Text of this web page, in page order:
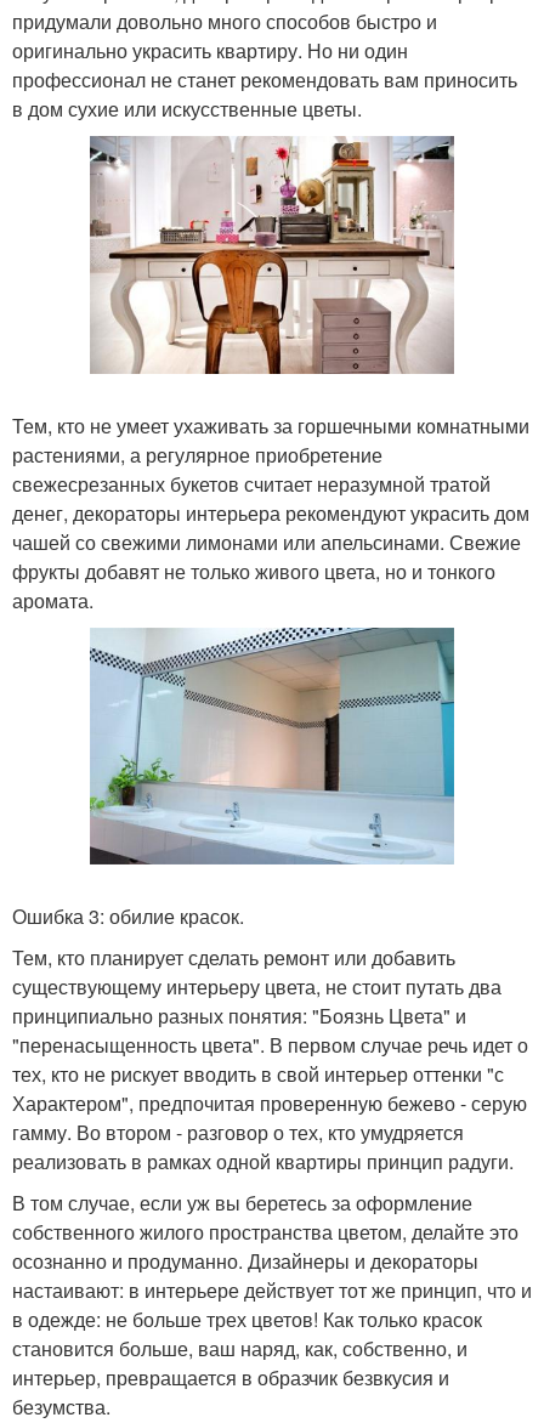
придумали довольно много способов быстро и
оригинально украсить квартиру. Но ни один
профессионал не станет рекомендовать вам приносить
в дом сухие или искусственные цветы.
Тем, кто не умеет ухаживать за горшечными комнатными
растениями, а регулярное приобретение
свежесрезанных букетов считает неразумной тратой
денег, декораторы интерьера рекомендуют украсить дом
чашей со свежими лимонами или апельсинами. Свежие
фрукты добавят не только живого цвета, но и тонкого
аромата.
Ошибка 3: обилие красок.
Тем, кто планирует сделать ремонт или добавить
существующему интерьеру цвета, не стоит путать два
принципиально разных понятия: "Боязнь Цвета" и
"перенасыщенность цвета". В первом случае речь идет о
тех, кто не рискует вводить в свой интерьер оттенки "с
Характером", предпочитая проверенную бежево - серую
гамму. Во втором - разговор о тех, кто умудряется
реализовать в рамках одной квартиры принцип радуги.
В том случае, если уж вы беретесь за оформление
собственного жилого пространства цветом, делайте это
осознанно и продуманно. Дизайнеры и декораторы
настаивают: в интерьере действует тот же принцип, что и
в одежде: не больше трех цветов! Как только красок
становится больше, ваш наряд, как, собственно, и
интерьер, превращается в образчик безвкусия и
безумства.